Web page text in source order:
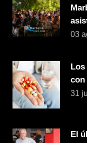
03
Los
con
31
El